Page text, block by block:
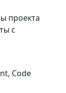
проекта
с
Code